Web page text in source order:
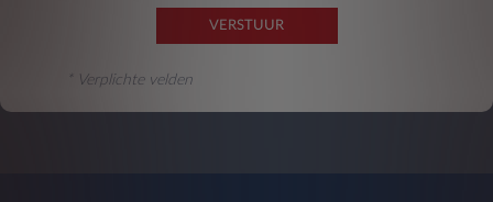
VERSTUUR
* Verplichte velden